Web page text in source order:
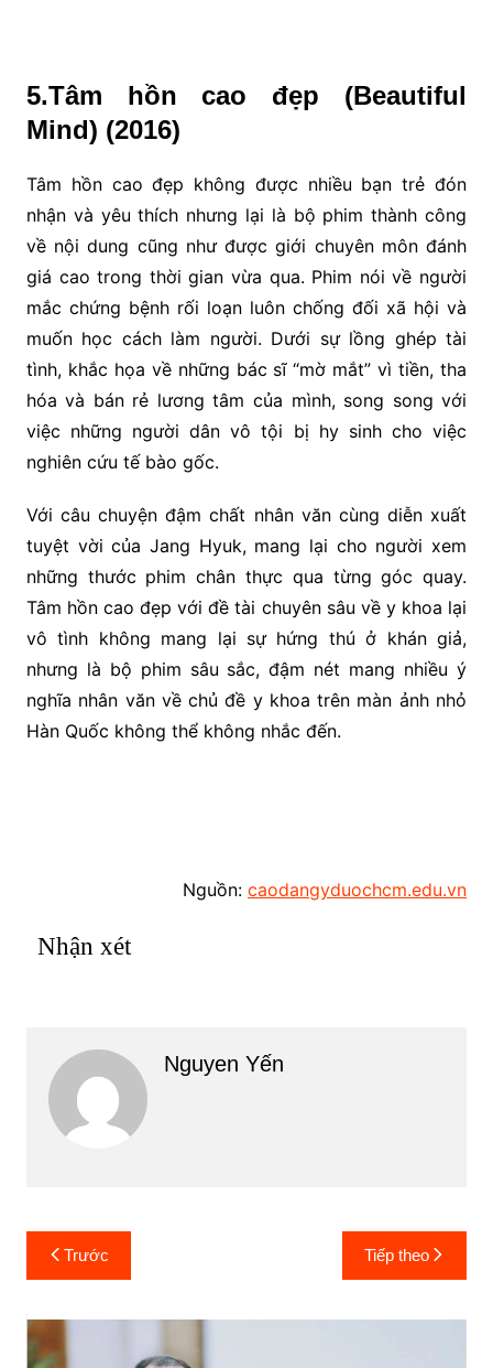
5.Tâm hồn cao đẹp (Beautiful
Mind) (2016)
Tâm hồn cao đẹp không được nhiều bạn trẻ đón
nhận và yêu thích nhưng lại là bộ phim thành công
về nội dung cũng như được giới chuyên môn đánh
giá cao trong thời gian vừa qua. Phim nói về người
mắc chứng bệnh rối loạn luôn chống đối xã hội và
muốn học cách làm người. Dưới sự lồng ghép tài
tình, khắc họa về những bác sĩ “mờ mắt” vì tiền, tha
hóa và bán rẻ lương tâm của mình, song song với
việc những người dân vô tội bị hy sinh cho việc
nghiên cứu tế bào gốc.
Với câu chuyện đậm chất nhân văn cùng diễn xuất
tuyệt vời của Jang Hyuk, mang lại cho người xem
những thước phim chân thực qua từng góc quay.
Tâm hồn cao đẹp với đề tài chuyên sâu về y khoa lại
vô tình không mang lại sự hứng thú ở khán giả,
nhưng là bộ phim sâu sắc, đậm nét mang nhiều ý
nghĩa nhân văn về chủ đề y khoa trên màn ảnh nhỏ
Hàn Quốc không thể không nhắc đến.
Nguồn:caodangyduochcm.edu.vn
Nhận xét
Nguyen Yến
Điều
hướng
bài
viết
Trước Tiếp theo